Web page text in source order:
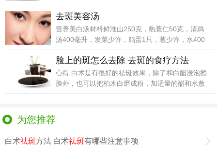
洗脸，使脸
去斑美容汤
营养美白汤材料鲜淮山250克，熟薏仁50克，清鸡
汤400毫升，发菜少许，鸡蛋1只，葱少许，水400
毫
脸上的斑怎么去除 去斑的食疗方法
心得:白术是有很好的祛斑效果，除了和白醋浸泡擦
脸外，也可以把柏木白磨成粉，加适量的醋和水敷
在脸上，这
为您推荐
白术祛斑方法 白术祛斑有哪些注意事项